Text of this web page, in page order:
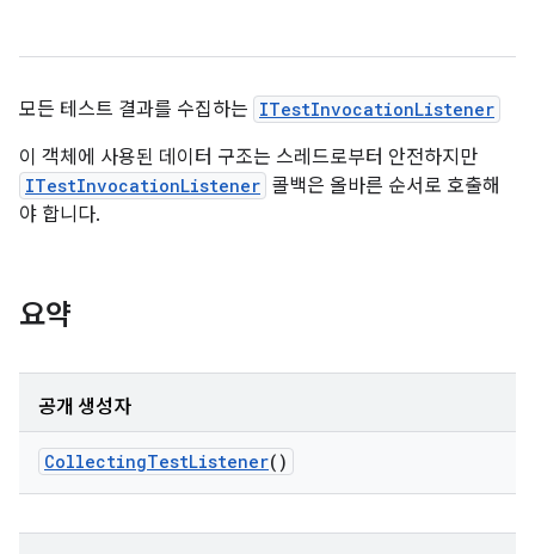
모든 테스트 결과를 수집하는 ITestInvocationListener
이 객체에 사용된 데이터 구조는 스레드로부터 안전하지만
ITestInvocationListener 콜백은 올바른 순서로 호출해
야 합니다.
요약
공개 생성자
CollectingTestListener()